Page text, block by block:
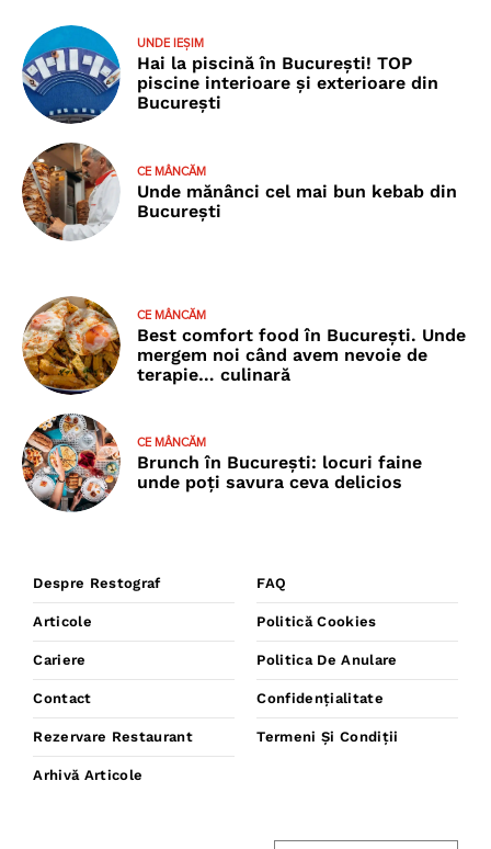
UNDE IEȘIM
Hai la piscină în București! TOP
piscine interioare și exterioare din
București
CE MÂNCĂM
Unde mănânci cel mai bun kebab din
București
CE MÂNCĂM
Best comfort food în București. Unde
mergem noi când avem nevoie de
terapie… culinară
CE MÂNCĂM
Brunch în București: locuri faine
unde poţi savura ceva delicios
Despre Restograf
Articole
Cariere
Contact
Rezervare Restaurant
Arhivă Articole
FAQ
Politică Cookies
Politica De Anulare
Confidențialitate
Termeni Și Condiții